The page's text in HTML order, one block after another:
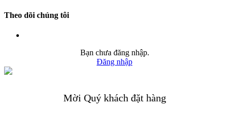
Theo dõi chúng tôi
Bạn chưa đăng nhập.
Đăng nhập
Mời Quý khách đặt hàng